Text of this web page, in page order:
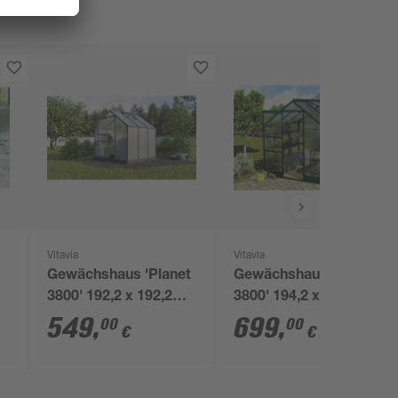
Vitavia
Gewächshaus 'Planet
3800' 192,2 x 192,2
cm mit 6 mm
Hohlkammerplatten
549,00 €
Vitavia
Gewächshaus 'Apollo
3800' 194,2 x 200,2
cm mit 4 mm
Hohlkammerplatten
699,00 €